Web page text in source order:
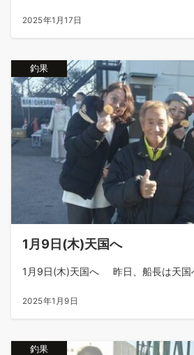
2025年1月17日
釣果
1月9日(木)天国へ
1月9日(木)天国へ 昨日、船長は天国
2025年1月9日
釣果